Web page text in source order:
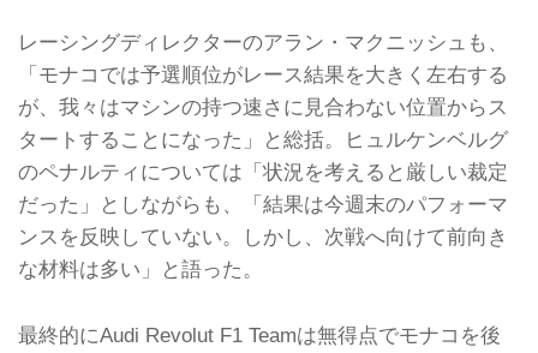
レーシングディレクターのアラン・マクニッシュも、
「モナコでは予選順位がレース結果を大きく左右する
が、我々はマシンの持つ速さに見合わない位置からス
タートすることになった」と総括。ヒュルケンベルグ
のペナルティについては「状況を考えると厳しい裁定
だった」としながらも、「結果は今週末のパフォーマ
ンスを反映していない。しかし、次戦へ向けて前向き
な材料は多い」と語った。
最終的にAudi Revolut F1 Teamは無得点でモナコを後